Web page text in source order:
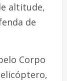
altitude,
de
Corpo